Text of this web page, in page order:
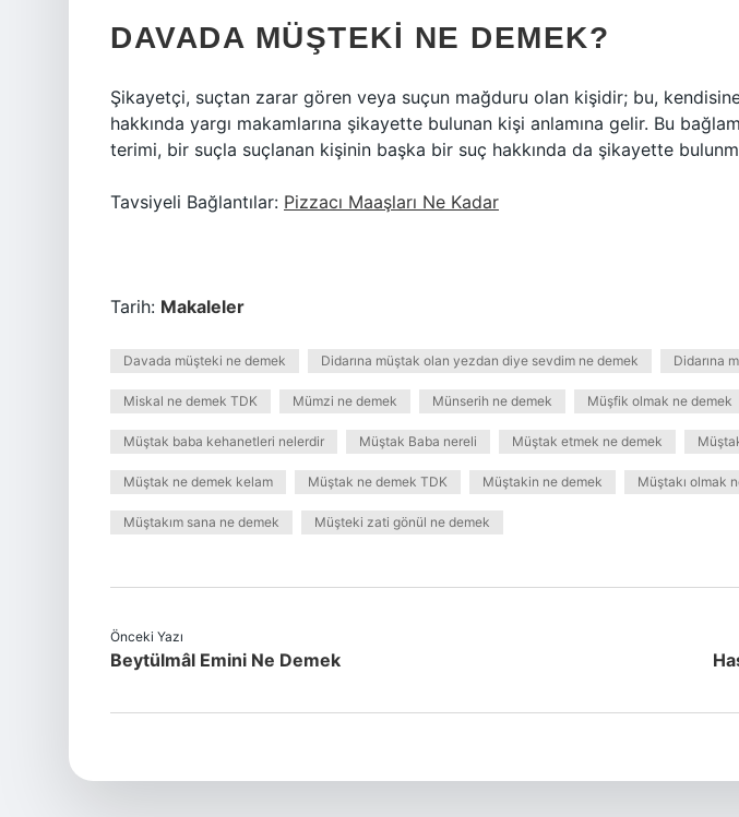
DAVADA MÜŞTEKI NE DEMEK?
Şikayetçi, suçtan zarar gören veya suçun mağduru olan kişidir; bu,
hakkında yargı makamlarına şikayette bulunan kişi anlamına gelir. Bu
terimi, bir suçla suçlanan kişinin başka bir suç hakkında da şikayette
Tavsiyeli Bağlantılar: Pizzacı Maaşları Ne Kadar
Tarih: Makaleler
Davada müşteki ne demek Didarına müştak olan yezdan diye sevdim ne demek Didarına
Miskal ne demek TDK Mümzi ne demek Münserih ne demek Müşfik olmak ne demek
Müştak baba kehanetleri nelerdir Müştak Baba nereli Müştak etmek ne demek
Müştak ne demek kelam Müştak ne demek TDK Müştakin ne demek Müştakı olmak
Müştakım sana ne demek Müşteki zati gönül ne demek
Önceki Yazı
Beytülmâl Emini Ne Demek